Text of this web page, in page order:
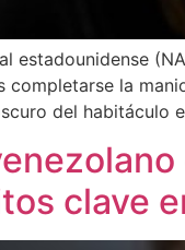
estadounidense
completarse la
del habitáculo
clave